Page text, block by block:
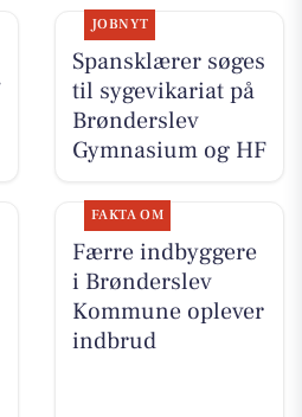
JOBNYT
Spansklærer søges
til sygevikariat på
Brønderslev
Gymnasium og HF
FAKTA OM
Færre indbyggere
i Brønderslev
Kommune oplever
indbrud